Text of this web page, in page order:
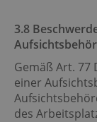
3.8
Gemäß Art. 77
einer
des